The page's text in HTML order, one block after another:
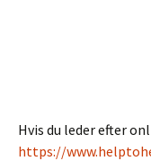
Hvis du leder efter
https://